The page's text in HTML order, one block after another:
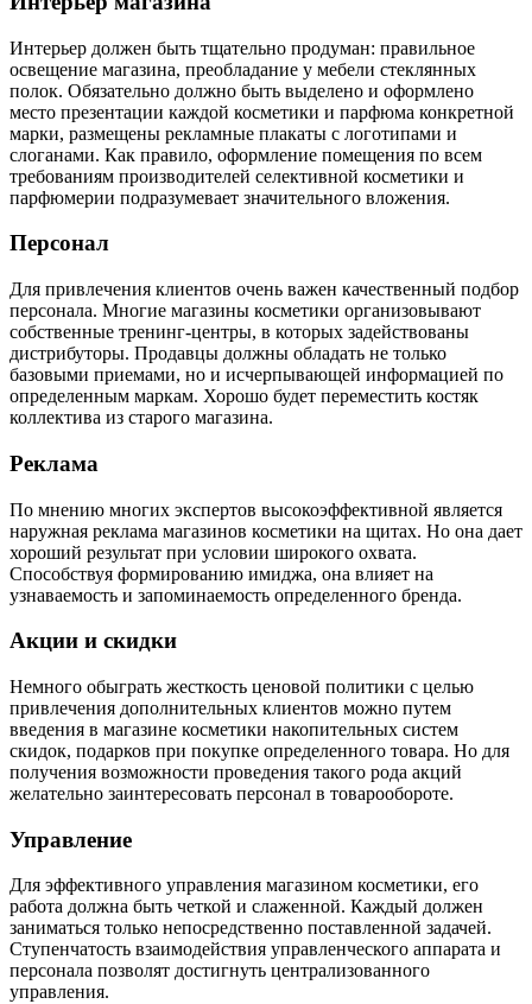
Интерьер должен быть тщательно продуман: правильное
освещение магазина, преобладание у мебели стеклянных
полок. Обязательно должно быть выделено и оформлено
место презентации каждой косметики и парфюма конкретной
марки, размещены рекламные плакаты с логотипами и
слоганами. Как правило, оформление помещения по всем
требованиям производителей селективной косметики и
парфюмерии подразумевает значительного вложения.
Персонал
Для привлечения клиентов очень важен качественный подбор
персонала. Многие магазины косметики организовывают
собственные тренинг-центры, в которых задействованы
дистрибуторы. Продавцы должны обладать не только
базовыми приемами, но и исчерпывающей информацией по
определенным маркам. Хорошо будет переместить костяк
коллектива из старого магазина.
Реклама
По мнению многих экспертов высокоэффективной является
наружная реклама магазинов косметики на щитах. Но она дает
хороший результат при условии широкого охвата.
Способствуя формированию имиджа, она влияет на
узнаваемость и запоминаемость определенного бренда.
Акции и скидки
Немного обыграть жесткость ценовой политики с целью
привлечения дополнительных клиентов можно путем
введения в магазине косметики накопительных систем
скидок, подарков при покупке определенного товара. Но для
получения возможности проведения такого рода акций
желательно заинтересовать персонал в товарообороте.
Управление
Для эффективного управления магазином косметики, его
работа должна быть четкой и слаженной. Каждый должен
заниматься только непосредственно поставленной задачей.
Ступенчатость взаимодействия управленческого аппарата и
персонала позволят достигнуть централизованного
управления.